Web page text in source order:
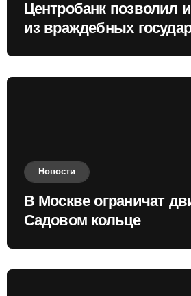
Центробанк позволил
из враждебных
Новости
В Москве ограничат
Садовом кольце